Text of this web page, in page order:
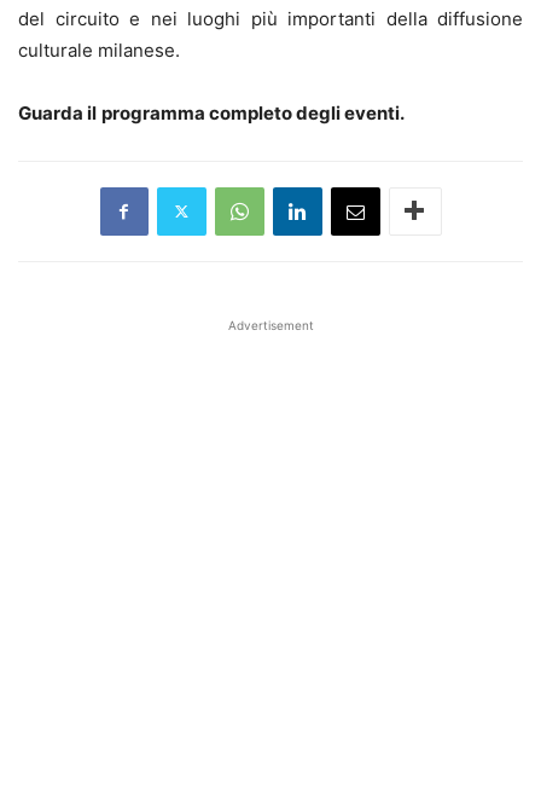
del circuito e nei luoghi più importanti della diffusione
culturale milanese.
Guarda il programma completo degli eventi.
Advertisement